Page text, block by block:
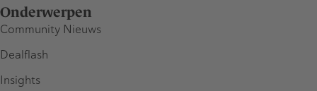
Onderwerpen
Community Nieuws
Dealflash
Insights